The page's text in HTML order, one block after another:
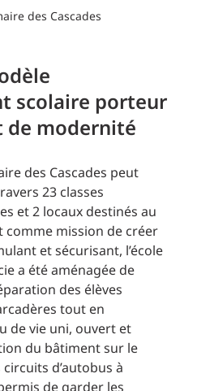
des Cascades
scolaire porteur
de modernité
des Cascades peut
23 classes
et 2 locaux destinés au
comme mission de créer
et sécurisant, l’école
a été aménagée de
des élèves
tout en
de vie uni, ouvert et
du bâtiment sur le
d’autobus à